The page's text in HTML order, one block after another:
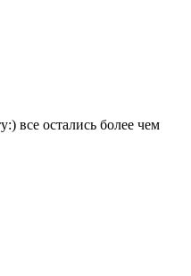
все остались более чем